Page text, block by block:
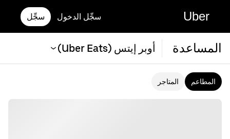
Uber سجِّل الدخول سجِّل
المساعدة أوبر إيتس (Uber Eats)
المطاعم المتاجر